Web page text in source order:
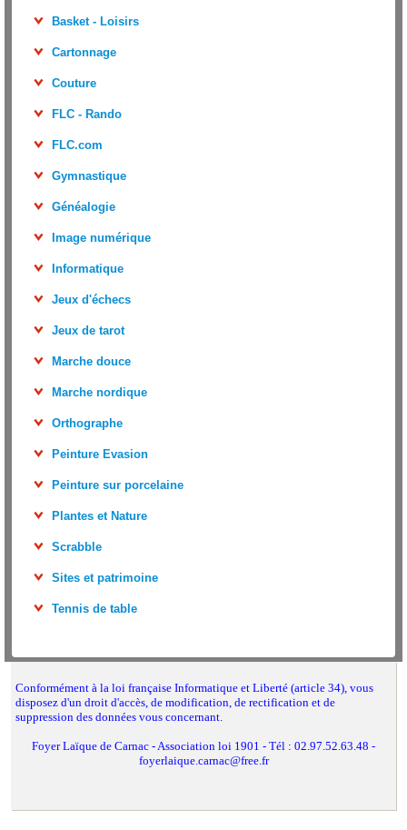
Basket - Loisirs
Cartonnage
Couture
FLC - Rando
FLC.com
Gymnastique
Généalogie
Image numérique
Informatique
Jeux d'échecs
Jeux de tarot
Marche douce
Marche nordique
Orthographe
Peinture Evasion
Peinture sur porcelaine
Plantes et Nature
Scrabble
Sites et patrimoine
Tennis de table
Conformément à la loi française Informatique et Liberté (article 34), vous
disposez d'un droit d'accès, de modification, de rectification et de
suppression des données vous concernant.
Foyer Laïque de Carnac - Association loi 1901 - Tél : 02.97.52.63.48 -
foyerlaique.carnac@free.fr